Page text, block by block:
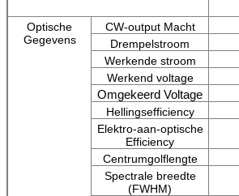
Optische
Gegevens
CW-output Macht
Drempelstroom
Werkende stroom
Werkend voltage
Omgekeerd Voltage
Hellingsefficiency
Elektro-aan-optische
Efficiency
Centrumgolflengte
Spectrale breedte
(FWHM)